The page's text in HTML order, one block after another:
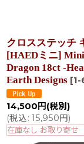
クロスステッチ
[HAEDミニ]
Dragon 18ct -
Earth Designs [
14,500 円 (税別)
(税込: 15,950円)
在庫なし お取り寄せ